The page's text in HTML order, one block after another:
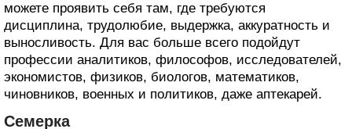
можете проявить себя там, где требуются
дисциплина, трудолюбие, выдержка, аккуратность и
выносливость. Для вас больше всего подойдут
профессии аналитиков, философов, исследователей,
экономистов, физиков, биологов, математиков,
чиновников, военных и политиков, даже аптекарей.
Семерка